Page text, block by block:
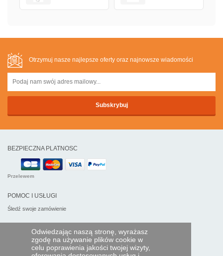
Odwiedzając naszą stronę, wyrażasz
zgodę na używanie plików cookie w
celu poprawienia jakości twojej wizyty,
Otrzymuj nasze najlepsze oferty oraz najnowsze wiadomości
BEZPIECZNA PLATNOSC
Przelewem
POMOC I USŁUGI
Śledź swoje zamówienie
PILOTY EXPRESS
Kim jesteśmy?
Informacje prawne